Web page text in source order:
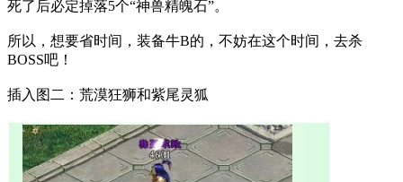
死了后必定掉落5个“神兽精魄石”。
所以，想要省时间，装备牛B的，不妨在这个时间，去杀
BOSS吧！
插入图二：荒漠狂狮和紫尾灵狐